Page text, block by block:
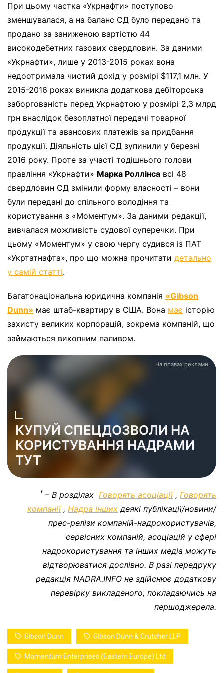
При цьому частка «Укрнафти» поступово
зменшувалася, а на баланс СД було передано та
продано за заниженою вартістю 44
високодебетних газових свердловин. За даними
«Укрнафти», лише у 2013-2015 роках вона
недоотримала чистий дохід у розмірі $117,1 млн. У
2015-2016 роках виникла додаткова дебіторська
заборгованість перед Укрнафтою у розмірі 2,3 млрд
грн внаслідок безоплатної передачі товарної
продукції та авансових платежів за придбання
продукції. Діяльність цієї СД зупинили у березні
2016 року. Проте за участі тодішнього голови
правління «Укрнафти» Марка Роллінса всі 48
свердловин СД змінили форму власності – вони
були передані до спільного володіння та
користування з «Моментум». За даними редакції,
вивчалася можливість судової суперечки. При
цьому «Моментум» у свою чергу судився із ПАТ
«Укртатнафта», про що можна прочитати детально
у самій статті.
Багатонаціональна юридична компанія «Gibson
Dunn» має штаб-квартиру в США. Вона має історію
захисту великих корпорацій, зокрема компаній, що
займаються викопним паливом.
На правах реклами
КУПУЙ СПЕЦДОЗВОЛИ НА
КОРИСТУВАННЯ НАДРАМИ
ТУТ
*– В розділах Говорять асоціації, Говорять
компанії, Надра інших деякі публікації/новини/
прес-релізи компаній-надрокористувачів,
сервісних компаній, асоціацій у сфері
надрокористування та інших медіа можуть
відтворюватися дослівно. В разі передруку
редакція NADRA.INFO не здійснює додаткову
перевірку викладеного, покладаючись на
першоджерела.
Gibson Dunn Gibson Dunn & Crutcher LLP
Momentum Enterprises (Eastern Europe) Ltd